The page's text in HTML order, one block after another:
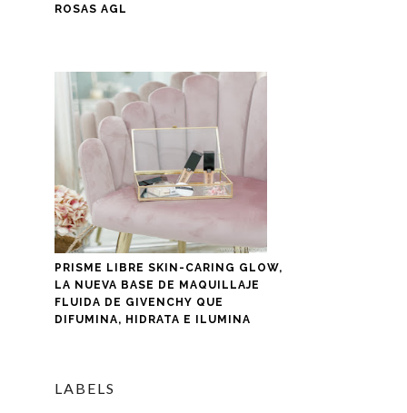
ROSAS AGL
PRISME LIBRE SKIN-CARING GLOW,
LA NUEVA BASE DE MAQUILLAJE
FLUIDA DE GIVENCHY QUE
DIFUMINA, HIDRATA E ILUMINA
LABELS